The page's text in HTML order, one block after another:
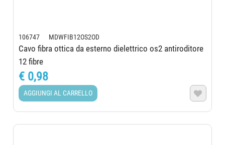
106747 MDWFIB12OS2OD
Cavo fibra ottica da esterno dielettrico os2 antiroditore
12 fibre
€ 0,98
AGGIUNGI AL CARRELLO 